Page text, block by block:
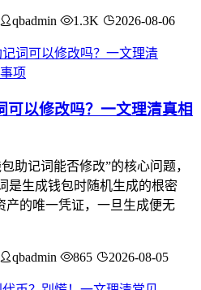
qbadmin 1.3K 2026-08-06
可以修改吗？一文理清真相
助记词能否修改”的核心问题，
是生成钱包时随机生成的根密
产的唯一凭证，一旦生成便无
qbadmin 865 2026-08-05